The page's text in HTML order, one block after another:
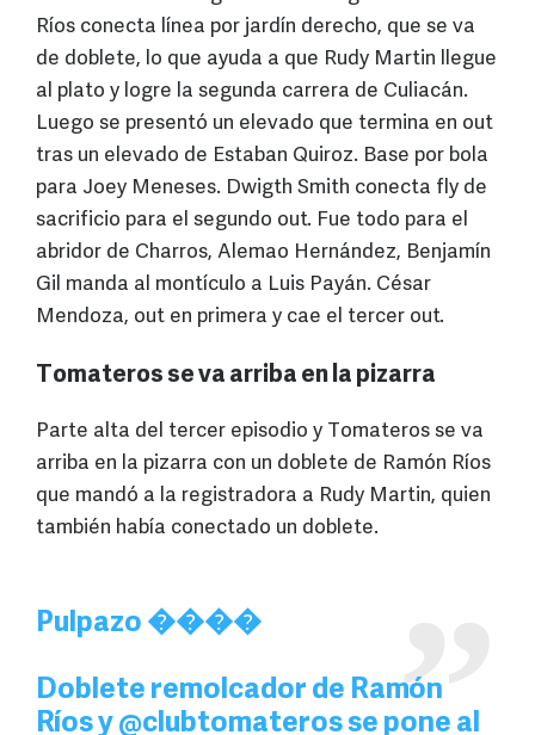
Ríos conecta línea por jardín derecho, que se va
de doblete, lo que ayuda a que Rudy Martin llegue
al plato y logre la segunda carrera de Culiacán.
Luego se presentó un elevado que termina en out
tras un elevado de Estaban Quiroz. Base por bola
para Joey Meneses. Dwigth Smith conecta fly de
sacrificio para el segundo out. Fue todo para el
abridor de Charros, Alemao Hernández, Benjamín
Gil manda al montículo a Luis Payán. César
Mendoza, out en primera y cae el tercer out.
Tomateros se va arriba en la pizarra
Parte alta del tercer episodio y Tomateros se va
arriba en la pizarra con un doblete de Ramón Ríos
que mandó a la registradora a Rudy Martin, quien
también había conectado un doblete.
Pulpazo ����
Doblete remolcador de Ramón
Ríos y @clubtomaterosse pone al